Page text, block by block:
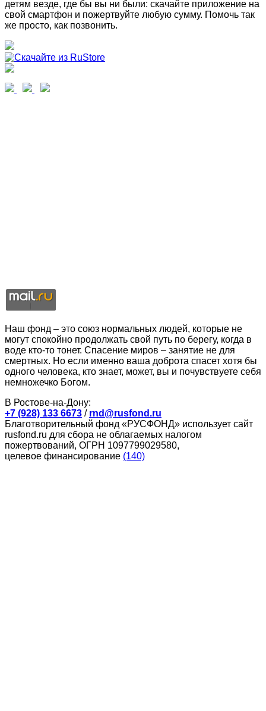
детям везде, где бы вы ни были: скачайте приложение на
свой смартфон и пожертвуйте любую сумму. Помочь так
же просто, как позвонить.
Наш фонд – это союз нормальных людей, которые не
могут спокойно продолжать свой путь по берегу, когда в
воде кто-то тонет. Спасение миров – занятие не для
смертных. Но если именно ваша доброта спасет хотя бы
одного человека, кто знает, может, вы и почувствуете себя
немножечко Богом.
В Ростове-на-Дону:
+7 (928) 133 6673 / rnd@rusfond.ru
Благотворительный фонд «РУСФОНД» использует сайт
rusfond.ru для сбора не облагаемых налогом
пожертвований, ОГРН 1097799029580,
целевое финансирование (140)